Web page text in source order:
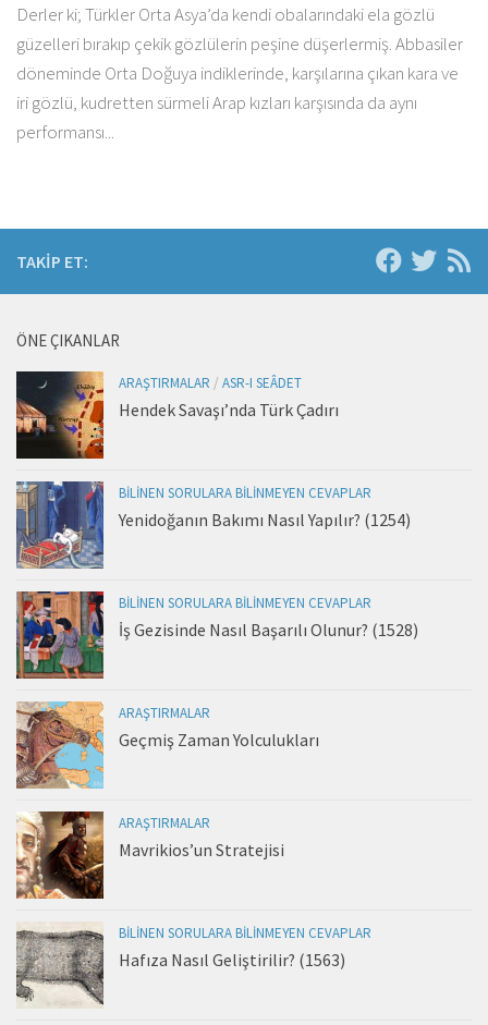
Derler ki; Türkler Orta Asya’da kendi obalarındaki ela gözlü
güzelleri bırakıp çekik gözlülerin peşine düşerlermiş. Abbasiler
döneminde Orta Doğuya indiklerinde, karşılarına çıkan kara ve
iri gözlü, kudretten sürmeli Arap kızları karşısında da aynı
performansı...
TAKIP ET:
ÖNE ÇIKANLAR
ARAŞTIRMALAR / ASR-I SEÂDET
Hendek Savaşı’nda Türk Çadırı
BILINEN SORULARA BILINMEYEN CEVAPLAR
Yenidoğanın Bakımı Nasıl Yapılır? (1254)
BILINEN SORULARA BILINMEYEN CEVAPLAR
İş Gezisinde Nasıl Başarılı Olunur? (1528)
ARAŞTIRMALAR
Geçmiş Zaman Yolculukları
ARAŞTIRMALAR
Mavrikios’un Stratejisi
BILINEN SORULARA BILINMEYEN CEVAPLAR
Hafıza Nasıl Geliştirilir? (1563)